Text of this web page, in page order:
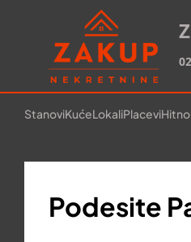
StanoviKućeLokaliPlacevi
Podesite